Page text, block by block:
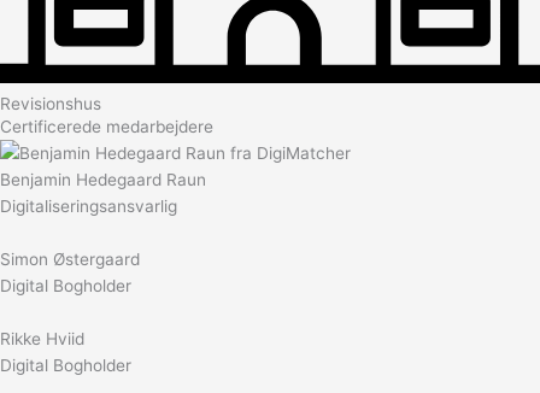
Revisionshus
Certificerede medarbejdere
Benjamin Hedegaard Raun
Digitaliseringsansvarlig
Simon Østergaard
Digital Bogholder
Rikke Hviid
Digital Bogholder